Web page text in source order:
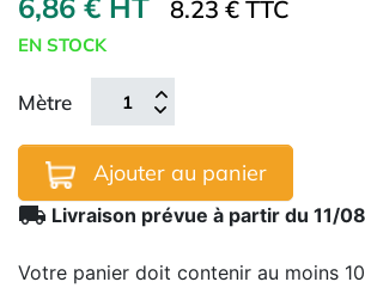
6,86 € HT 8.23 € TTC
EN STOCK
Mètre
Ajouter au panier
local_shipping Livraison prévue à partir du 11/
Votre panier doit contenir au moins